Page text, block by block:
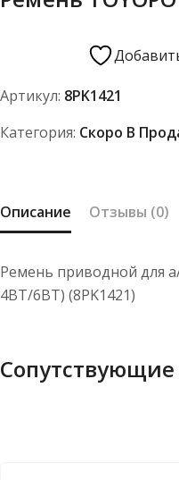
Артикул: 8PK1421
Категория: Скоро В
Описание Отзывы (0)
Ремень приводной для
4BT/6BT) (8PK1421)